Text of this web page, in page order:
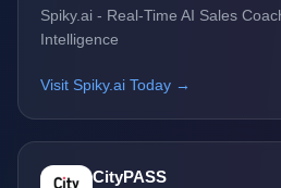
Spiky.ai - Real-Time AI Sales
Intelligence
Visit Spiky.ai Today →
CityPASS